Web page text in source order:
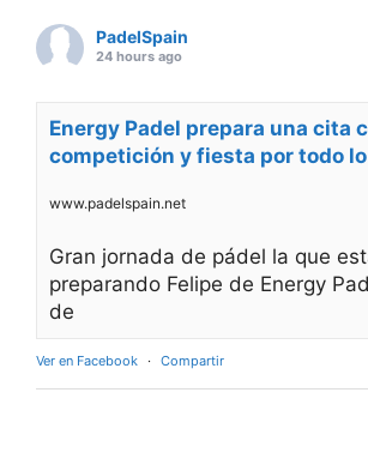
PadelSpain
24 hours ago
Energy Padel prepara una cita
competición y fiesta por todo
www.padelspain.net
Gran jornada de pádel la que
preparando Felipe de Energy
de
Ver en Facebook · Compartir